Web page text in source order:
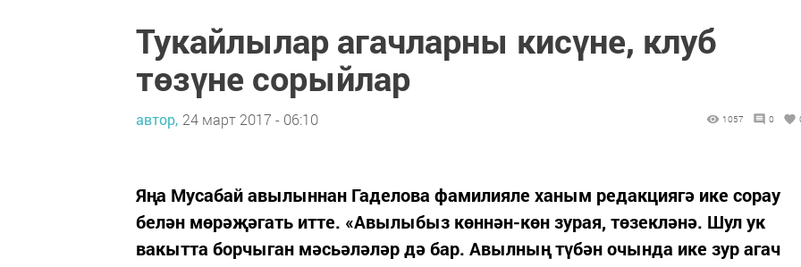
Тукайлылар агачларны кисүне, клуб
төзүне сорыйлар
автор, 24 март 2017 - 06:10 1057 0
Яңа Мусабай авылыннан Гаделова фамилияле ханым редакциягә ике сорау
белән мөрәҗәгать итте. «Авылыбыз көннән-көн зурая, төзекләнә. Шул ук
вакытта борчыган мәсьәләләр дә бар. Авылның түбән очында ике зур агач